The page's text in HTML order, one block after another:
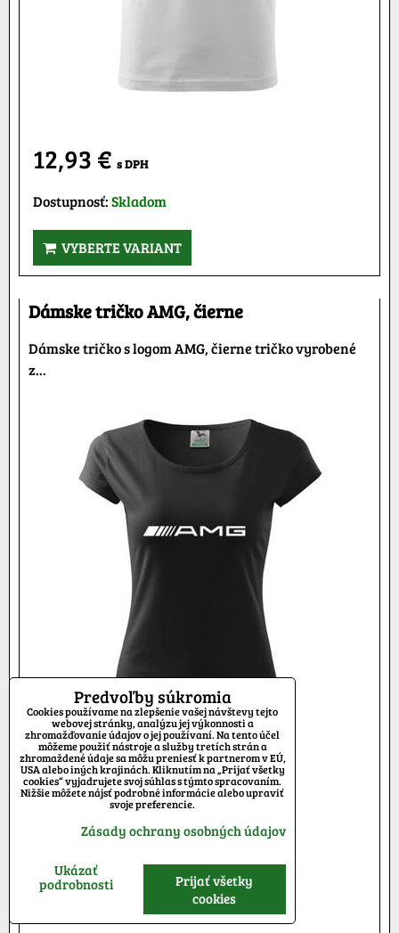
12,93 € s DPH
Dostupnosť:Skladom
VYBERTE VARIANT
Dámske tričko AMG, čierne
Dámske tričko s logom AMG, čierne tričko vyrobené
z...
12,93 €s DPH
Dostupnosť: Skladom
Predvoľby súkromia
Cookies používame na zlepšenie vašej návštevy tejto
webovej stránky, analýzu jej výkonnosti a
zhromažďovanie údajov o jej používaní. Na tento účel
môžeme použiť nástroje a služby tretích strán a
zhromaždené údaje sa môžu preniesť k partnerom v EÚ,
USA alebo iných krajinách. Kliknutím na „Prijať všetky
cookies“ vyjadrujete svoj súhlas s týmto spracovaním.
Nižšie môžete nájsť podrobné informácie alebo upraviť
svoje preferencie.
Zásady ochrany osobných údajov
Ukázať
podrobnosti
Prijať všetky
cookies